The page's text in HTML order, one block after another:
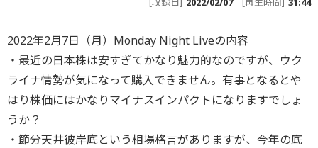
2022年2月7日（月）Monday Night Liveの内容
・最近の日本株は安すぎてかなり魅力的なのですが、ウク
ライナ情勢が気になって購入できません。有事となるとや
はり株価にはかなりマイナスインパクトになりますでしょ
うか？
・節分天井彼岸底という相場格言がありますが、今年の底